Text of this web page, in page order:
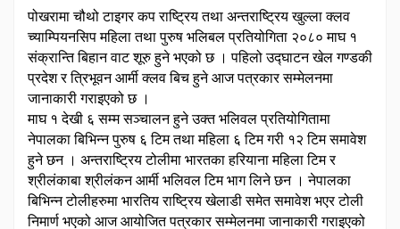
पोखरामा चौथो टाइगर कप राष्ट्रिय तथा अन्तराष्ट्रिय खुल्ला क्लव
च्याम्पियनसिप महिला तथा पुरुष भलिबल प्रतियोगिता २०८० माघ १
संक्रान्ति बिहान वाट शूरु हुने भएको छ । पहिलो उद्घाटन खेल गण्डकी
प्रदेश र त्रिभूवन आर्मी क्लव बिच हुने आज पत्रकार सम्मेलनमा
जानाकारी गराइएको छ ।
माघ १ देखी ६ सम्म सञ्चालन हुने उक्त भलिवल प्रतियोगितामा
नेपालका बिभिन्न पुरुष ६ टिम तथा महिला ६ टिम गरी १२ टिम समावेश
हुने छन । अन्तराष्ट्रिय टोलीमा भारतका हरियाना महिला टिम र
श्रीलंकाबा श्रीलंकन आर्मी भलिवल टिम भाग लिने छन । नेपालका
बिभिन्न टोलीहरुमा भारतिय राष्ट्रिय खेलाडी समेत समावेश भएर टोली
निमार्ण भएको आज आयोजित पत्रकार सम्मेलनमा जानाकारी गराइएको